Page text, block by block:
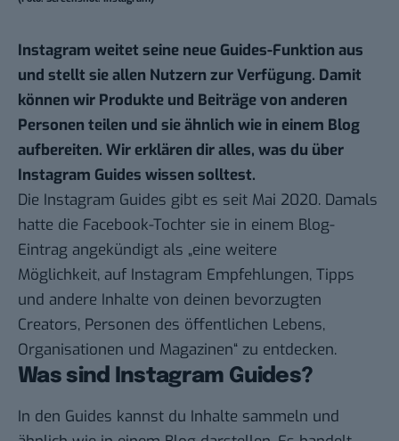
Instagram weitet seine neue Guides-Funktion aus
und stellt sie allen Nutzern zur Verfügung. Damit
können wir Produkte und Beiträge von anderen
Personen teilen und sie ähnlich wie in einem Blog
aufbereiten. Wir erklären dir alles, was du über
Instagram Guides wissen solltest.
Die Instagram Guides gibt es seit Mai 2020. Damals
hatte die Facebook-Tochter sie in einem Blog-
Eintrag angekündigt als „eine weitere
Möglichkeit, auf Instagram Empfehlungen, Tipps
und andere Inhalte von deinen bevorzugten
Creators, Personen des öffentlichen Lebens,
Organisationen und Magazinen“ zu entdecken.
Was sind Instagram Guides?
In den Guides kannst du Inhalte sammeln und